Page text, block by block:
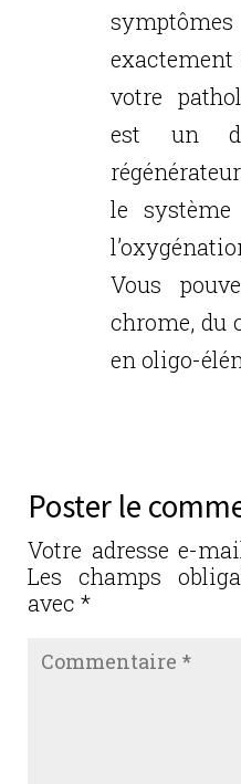
exactement
votre
est un
le
Vous
chrome, du
en oligo-
Poster le
Votre adresse e-
Les champs
avec *